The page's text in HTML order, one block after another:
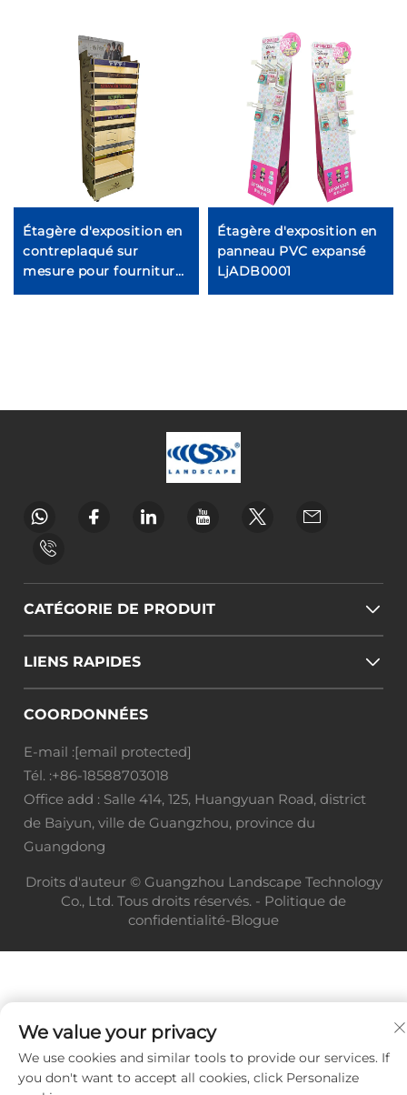
Étagère d'exposition en
contreplaqué sur
mesure pour fournitures
animales Ljmzj0001
Étagère d'exposition en
panneau PVC expansé
LjADB0001
CATÉGORIE DE PRODUIT
LIENS RAPIDES
COORDONNÉES
E-mail :[email protected]
Tél. :+86-18588703018
Office add : Salle 414, 125, Huangyuan Road, district
de Baiyun, ville de Guangzhou, province du
Guangdong
Droits d'auteur © Guangzhou Landscape Technology
Co., Ltd. Tous droits réservés. - Politique de
confidentialité-Blogue
We value your privacy
We use cookies and similar tools to provide our services. If
you don't want to accept all cookies, click Personalize